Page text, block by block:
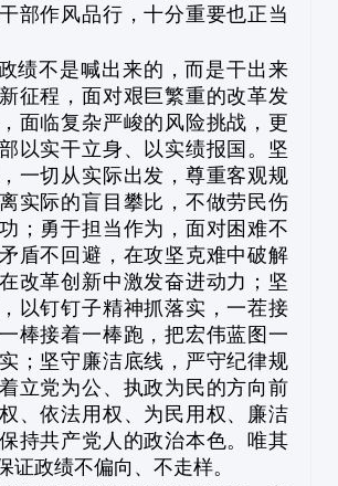
部作风品行，十分重要也正当
绩不是喊出来的，而是干出来
征程，面对艰巨繁重的改革发
面临复杂严峻的风险挑战，更
以实干立身、以实绩报国。坚
一切从实际出发，尊重客观规
实际的盲目攀比，不做劳民伤
；勇于担当作为，面对困难不
盾不回避，在攻坚克难中破解
改革创新中激发奋进动力；坚
以钉钉子精神抓落实，一茬接
棒接着一棒跑，把宏伟蓝图一
；坚守廉洁底线，严守纪律规
立党为公、执政为民的方向前
、依法用权、为民用权、廉洁
持共产党人的政治本色。唯其
证政绩不偏向、不走样。